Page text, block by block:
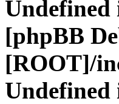
Undefined
[phpBB
[ROOT]/
Undefined